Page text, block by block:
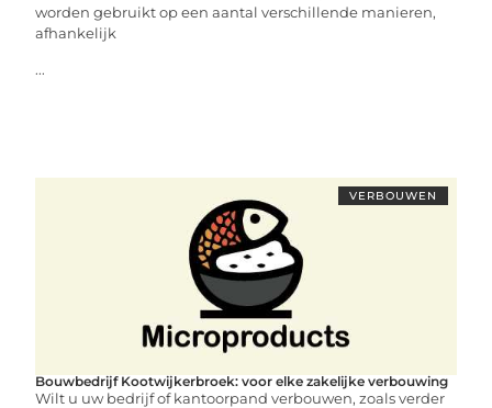
worden gebruikt op een aantal verschillende manieren,
afhankelijk
...
VERBOUWEN
Bouwbedrijf Kootwijkerbroek: voor elke zakelijke verbouwing
Wilt u uw bedrijf of kantoorpand verbouwen, zoals verder